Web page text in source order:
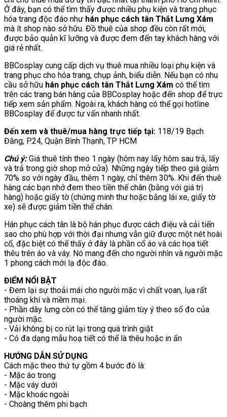
Ở đây, bạn có thể tìm thấy được nhiều phụ kiện và trang phục
hóa trang độc đáo như hán phục cách tân Thắt Lưng Xám
mà ít shop nào sở hữu. Đồ thuê của shop đều còn rất mới,
được bảo quản kĩ lưỡng và được đem đến tay khách hàng với
giá rẻ nhất.
BBCosplay cung cấp dịch vụ thuê mua nhiều loại phụ kiện và
trang phục cho hóa trang, chụp ảnh, biểu diễn. Nếu bạn có nhu
cầu sở hữu hán phục cách tân Thắt Lưng Xám có thể tìm
trên các trang bán hàng của BBCosplay hoặc đến shop để trực
tiếp xem sản phẩm. Ngoài ra, khách hàng có thể gọi hotline
BBCosplay để được tư vấn nhanh nhất.
Đến xem và thuê/mua hàng trực tiếp tại: 118/19 Bạch
Đằng, P.24, Quận Bình Thạnh, TP HCM
Chú ý:Giá thuê tính theo 1 ngày (hôm nay lấy hôm sau trả, lấy
và trả trong giờ shop mở cửa). Những ngày tiếp theo giá giảm
70% so với ngày đầu, thêm 1 ngày, chỉ thêm 30%. Khi đến thuê
hàng các bạn nhớ đem theo tiền thế chân (bằng với giá trị
hàng) hoặc giấy tờ (chứng minh thư hoặc bằng lái xe, giấy tờ
xe) sẽ được giảm tiền thế chân.
Hán phục cách tân là bộ hán phục được cách điệu và cải tiến
sao cho phù hợp với thời đại nhưng vẫn giữ được một nét hoài
cổ, đặc biệt có thể thấy ở đây là phần cổ áo và các họa tiết
thêu trên áo và váy. Nó mang đến cho người nhìn và người mặc
1 phong cách mới lạ độc đáo.
ĐIỂM NỔI BẬT
- Đem lại sự thoải mái cho người mặc vì chất voan, lụa rất
thoáng khí và mềm mại.
- Phần dây lưng còn có thể tăng giảm tùy ý theo số đo của
người mặc.
- Vải không bị co rút lại trong quá trình giặt
- Có đa dạng mẫu hoạ tiết có thể là thêu hoặc in ấn
HƯỚNG DẪN SỬ DỤNG
Cách mặc theo thứ tự gồm 4 bước đó là:
- Mặc áo trong
- Mặc váy dưới
- Mặc khoác ngoài
- Choàng thêm phi bạch